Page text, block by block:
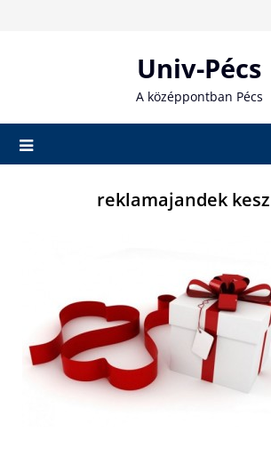
Univ-Pécs
A középpontban Pécs
reklamajandek